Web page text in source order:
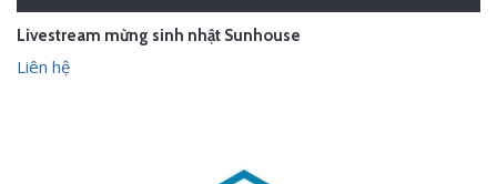
Livestream mừng sinh nhật Sunhouse
Liên hệ